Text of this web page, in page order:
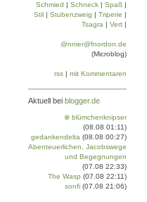
Schmied | Schneck | Spaß |
Stil | Stu­ben­zweig | Tri­pe­rie |
Tsa­gra | Vert |
@nnier@fnordon.de
(Microblog)
rss | mit Kommentaren
Aktuell bei blogger.de
⊗ blümchenknipser
(08.08 01:11)
gedankendelta (08.08 00:27)
Abenteuerlichen, Jacobswege
und Begegnungen
(07.08 22:33)
The Wasp (07.08 22:11)
sonfi (07.08 21:06)